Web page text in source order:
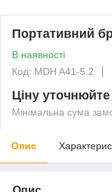
Портативний
В наявності
Код: MDH A41-5.2
Ціну уточнюйте
Мінімальна сума
Опис